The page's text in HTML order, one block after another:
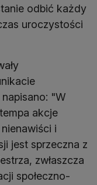
odbić każdy
uroczystości
"W
akcje
i
jest sprzeczna z
zwłaszcza
społeczno-